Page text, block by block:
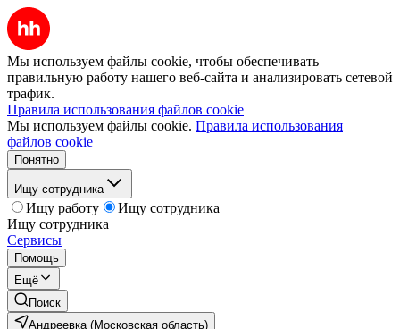
Мы используем файлы cookie, чтобы обеспечивать
правильную работу нашего веб-сайта и анализировать сетевой
трафик.
Правила использования файлов cookie
Мы используем файлы cookie. Правила использования
файлов cookie
Понятно
Ищу сотрудника
Ищу работу
Ищу сотрудника
Ищу сотрудника
Сервисы
Помощь
Ещё
Поиск
Андреевка (Московская область)